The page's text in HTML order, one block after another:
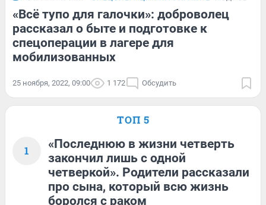
«Всё тупо для галочки»: доброволец
рассказал о быте и подготовке к
спецоперации в лагере для
мобилизованных
25 ноября, 2022, 09:00 1 172 Обсудить
ТОП 5
1
«Последнюю в жизни четверть
закончил лишь с одной
четверкой». Родители рассказали
про сына, который всю жизнь
боролся с раком